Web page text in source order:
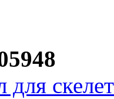
для